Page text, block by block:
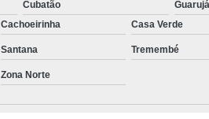
Cubatão Guarujá
Cachoeirinha Casa Verde
Santana Tremembé
Zona Norte